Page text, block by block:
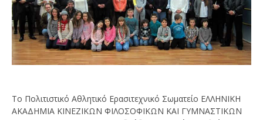
Το Πολιτιστικό Αθλητικό Ερασιτεχνικό Σωματείο ΕΛΛΗΝΙΚΗ
ΑΚΑΔΗΜΙΑ ΚΙΝΕΖΙΚΩΝ ΦΙΛΟΣΟΦΙΚΩΝ ΚΑΙ ΓΥΜΝΑΣΤΙΚΩΝ